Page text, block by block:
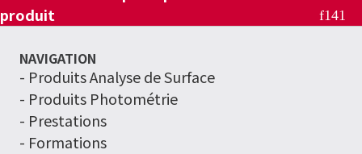
produit
NAVIGATION
- Produits Analyse de Surface
- Produits Photométrie
- Prestations
- Formations